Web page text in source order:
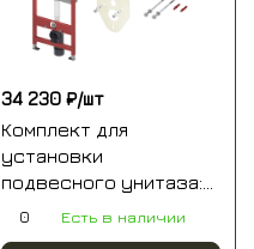
34 230 ₽/шт
Комплект для
установки
подвесного унитаза:
застенный модуль,
0 Есть в наличии